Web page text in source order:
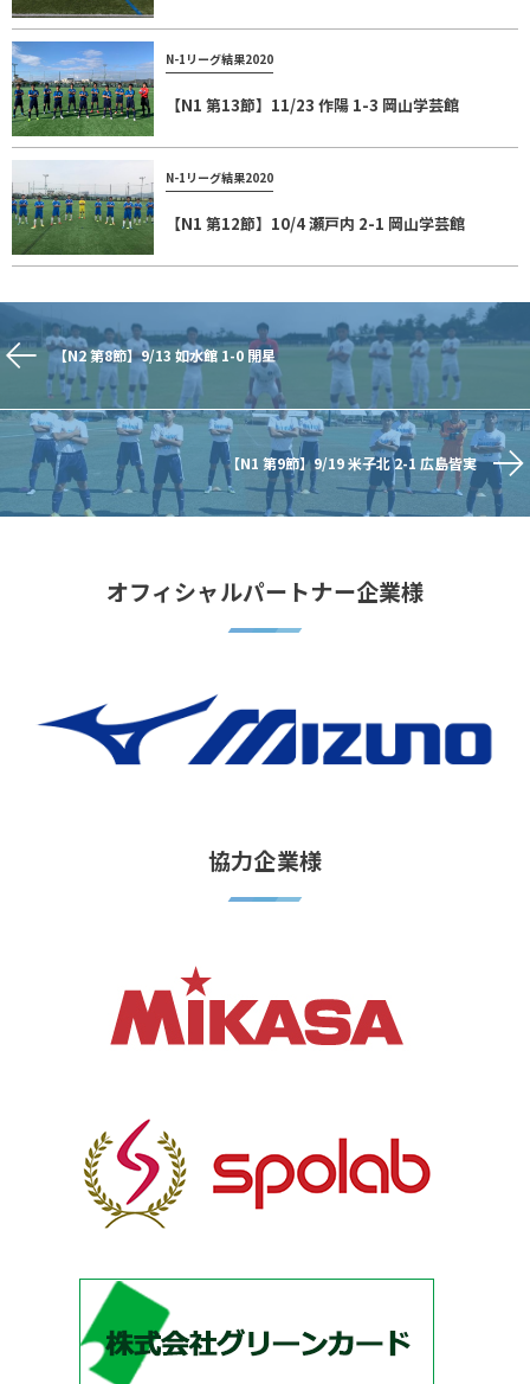
N-1リーグ結果2020
【N1 第13節】11/23 作陽 1-3 岡山学芸館
N-1リーグ結果2020
【N1 第12節】10/4 瀬戸内 2-1 岡山学芸館
【N2 第8節】9/13 如水館 1-0 開星
【N1 第9節】9/19 米子北 2-1 広島皆実
オフィシャルパートナー企業様
協力企業様